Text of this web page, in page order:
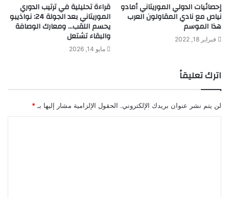
إحصائيات الدولي الموريتاني أمادو
نياص مع نادي المقاولون العرب
هذا الموسم
فبراير 18, 2022
قراءة تحليلية في ترتيب الدوري
الموريتاني بعد الجولة 24: نواذيبو
يحسم اللقب… ومعارك الوصافة
والبقاء تشتعل
مايو 14, 2026
اترك تعليقاً
لن يتم نشر عنوان بريدك الإلكتروني. الحقول الإلزامية مشار إليها بـ *